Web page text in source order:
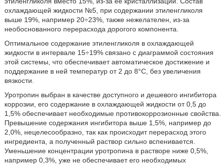
охлаждающей жидкости №5, при содержании этиленгликоля
выше 19%, например 20÷23%, также нежелателен, из-за
необоснованного перерасхода дорогого компонента.
Оптимальное содержание этиленгликоля в охлаждающей
жидкости в интервале 15÷19% связано с диаграммой состояния
этой системы, что обеспечивает автоматическое достижение и
поддержание в ней температур от 2 до 8°С, без увеличения
вязкости.
Уротропин выбран в качестве доступного и дешевого ингибитора
коррозии, его содержание в охлаждающей жидкости от 0,5 до
1,5% обеспечивает необходимые противокоррозионные свойства.
Превышение содержания ингибитора выше 1,5%, например до
2,0%, нецелесообразно, так как происходит перерасход этого
ингредиента, а полученный раствор сильно вспенивается.
Уменьшение концентрации уротропина в растворе ниже 0,5%,
например 0,3%, уже не обеспечивает его необходимых